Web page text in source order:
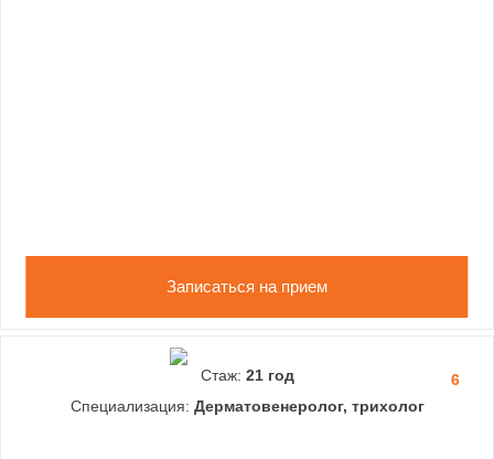
Записаться на прием
6
Стаж: 21 год
Специализация: Дерматовенеролог, трихолог